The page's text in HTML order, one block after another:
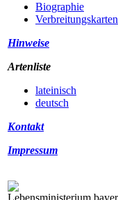
Biographie
Verbreitungskarten
Hinweise
Artenliste
lateinisch
deutsch
Kontakt
Impressum